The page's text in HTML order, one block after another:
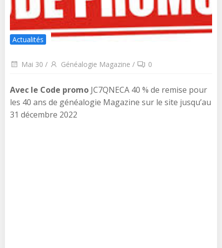
Actualités
Mai 30 / Généalogie Magazine / 0
Avec le Code promo JC7QNECA 40 % de remise pour
les 40 ans de généalogie Magazine sur le site jusqu’au
31 décembre 2022